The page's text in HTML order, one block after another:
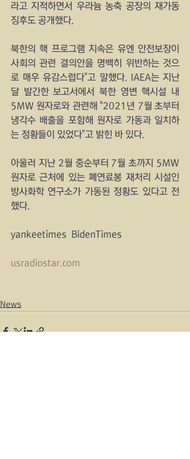
라고 지적하면서 우라늄 농축 공장의 재가동
징후도 공개했다.
북한의 핵 프로그램 지속은 유엔 안전보장이
사회의 관련 결의안을 명백히 위반하는 것으
로 매우 유감스럽다"고 말했다. IAEA는 지난
달 발간한 보고서에서 북한 영변 핵시설 내
5MW 원자로와 관련해 "2021년 7월 초부터
냉각수 배출을 포함해 원자로 가동과 일치하
는 정황들이 있었다"고 밝힌 바 있다.
아울러 지난 2월 중순부터 7월 초까지 5MW
원자로 근처에 있는 폐연료봉 재처리 시설인
방사화학 연구소가 가동된 정황도 있다고 전
했다.
yankeetimes  BidenTimes
usradiostar.com
News